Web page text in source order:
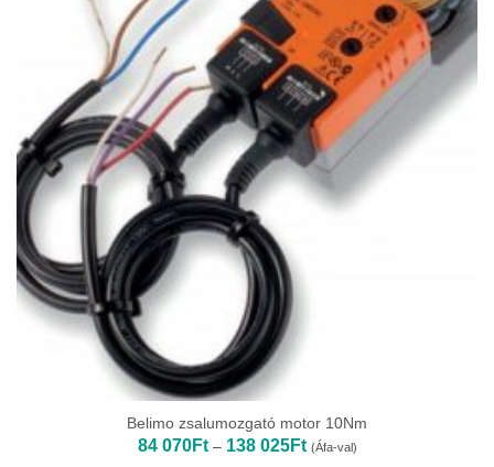
Belimo zsalumozgató motor 10Nm
84 070Ft – 138 025FtÁrtartomány:
84
(Áfa-val)